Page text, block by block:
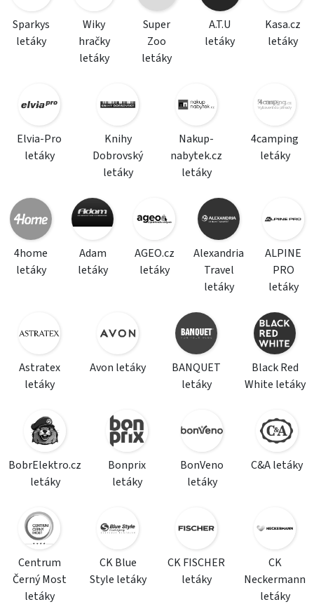
Sparkys
letáky
Wiky
hračky
letáky
Super
Zoo
letáky
A.T.U
letáky
Kasa.cz
letáky
Elvia-Pro
letáky
Knihy
Dobrovský
letáky
Nakup-
nabytek.cz
letáky
4camping
letáky
4home
letáky
Adam
letáky
AGEO.cz
letáky
Alexandria
Travel
letáky
ALPINE
PRO
letáky
Astratex
letáky
Avon letáky
BANQUET
letáky
Black Red
White letáky
BobrElektro.cz
letáky
Bonprix
letáky
BonVeno
letáky
C&A letáky
Centrum
Černý Most
letáky
CK Blue
Style letáky
CK FISCHER
letáky
CK
Neckermann
letáky